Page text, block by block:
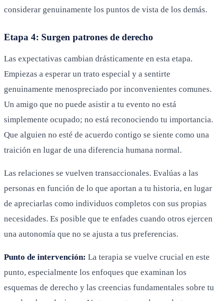
considerar genuinamente los puntos de vista de los demás.
Etapa 4: Surgen patrones de derecho
Las expectativas cambian drásticamente en esta etapa.
Empiezas a esperar un trato especial y a sentirte
genuinamente menospreciado por inconvenientes comunes.
Un amigo que no puede asistir a tu evento no está
simplemente ocupado; no está reconociendo tu importancia.
Que alguien no esté de acuerdo contigo se siente como una
traición en lugar de una diferencia humana normal.
Las relaciones se vuelven transaccionales. Evalúas a las
personas en función de lo que aportan a tu historia, en lugar
de apreciarlas como individuos completos con sus propias
necesidades. Es posible que te enfades cuando otros ejercen
una autonomía que no se ajusta a tus preferencias.
Punto de intervención: La terapia se vuelve crucial en este
punto, especialmente los enfoques que examinan los
esquemas de derecho y las creencias fundamentales sobre tu